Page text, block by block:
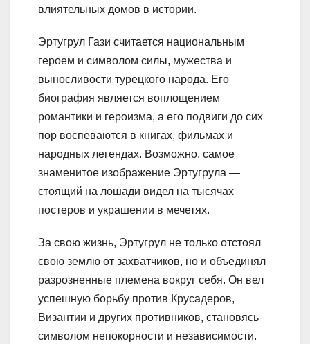
влиятельных домов в истории.
Эртугрул Гази считается национальным
героем и символом силы, мужества и
выносливости турецкого народа. Его
биография является воплощением
романтики и героизма, а его подвиги до сих
пор воспеваются в книгах, фильмах и
народных легендах. Возможно, самое
знаменитое изображение Эртугрула —
стоящий на лошади видел на тысячах
постеров и украшении в мечетях.
За свою жизнь, Эртугрул не только отстоял
свою землю от захватчиков, но и объединял
разрозненные племена вокруг себя. Он вел
успешную борьбу против Крусадеров,
Византии и других противников, становясь
символом непокорности и независимости.